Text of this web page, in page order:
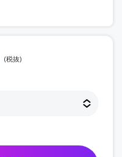
(税抜)